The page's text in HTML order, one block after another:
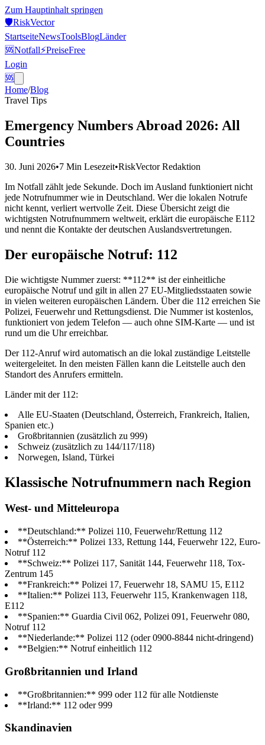
Zum Hauptinhalt springen
🛡️RiskVector
StartseiteNewsToolsBlogLänder
🆘Notfall⚡PreiseFree
Login
🆘
Home/Blog
Travel Tips
Emergency Numbers Abroad 2026: All
Countries
30. Juni 2026•7 Min Lesezeit•RiskVector Redaktion
Im Notfall zählt jede Sekunde. Doch im Ausland funktioniert nicht
jede Notrufnummer wie in Deutschland. Wer die lokalen Notrufe
nicht kennt, verliert wertvolle Zeit. Diese Übersicht zeigt die
wichtigsten Notrufnummern weltweit, erklärt die europäische E112
und nennt die Kontakte der deutschen Auslandsvertretungen.
Der europäische Notruf: 112
Die wichtigste Nummer zuerst: **112** ist der einheitliche
europäische Notruf und gilt in allen 27 EU-Mitgliedsstaaten sowie
in vielen weiteren europäischen Ländern. Über die 112 erreichen Sie
Polizei, Feuerwehr und Rettungsdienst. Die Nummer ist kostenlos,
funktioniert von jedem Telefon — auch ohne SIM-Karte — und ist
rund um die Uhr erreichbar.
Der 112-Anruf wird automatisch an die lokal zuständige Leitstelle
weitergeleitet. In den meisten Fällen kann die Leitstelle auch den
Standort des Anrufers ermitteln.
Länder mit der 112:
Alle EU-Staaten (Deutschland, Österreich, Frankreich, Italien,
Spanien etc.)
Großbritannien (zusätzlich zu 999)
Schweiz (zusätzlich zu 144/117/118)
Norwegen, Island, Türkei
Klassische Notrufnummern nach Region
West- und Mitteleuropa
**Deutschland:** Polizei 110, Feuerwehr/Rettung 112
**Österreich:** Polizei 133, Rettung 144, Feuerwehr 122, Euro-
Notruf 112
**Schweiz:** Polizei 117, Sanität 144, Feuerwehr 118, Tox-
Zentrum 145
**Frankreich:** Polizei 17, Feuerwehr 18, SAMU 15, E112
**Italien:** Polizei 113, Feuerwehr 115, Krankenwagen 118,
E112
**Spanien:** Guardia Civil 062, Polizei 091, Feuerwehr 080,
Notruf 112
**Niederlande:** Polizei 112 (oder 0900-8844 nicht-dringend)
**Belgien:** Notruf einheitlich 112
Großbritannien und Irland
**Großbritannien:** 999 oder 112 für alle Notdienste
**Irland:** 112 oder 999
Skandinavien